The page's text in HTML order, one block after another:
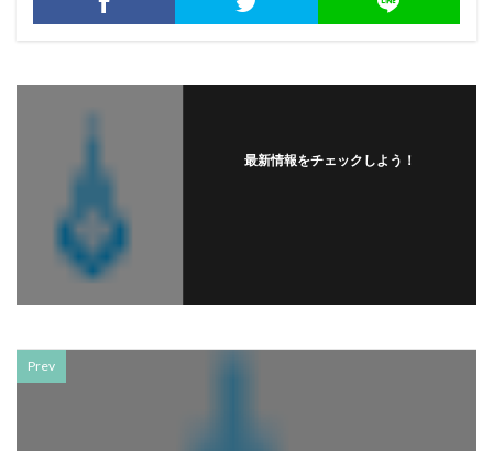
最新情報をチェックしよう！
Prev